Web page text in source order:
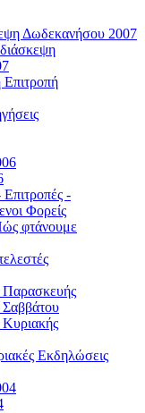
Δωδεκανήσου 2007
-
Φορείς
φτάνουμε
Εκδηλώσεις